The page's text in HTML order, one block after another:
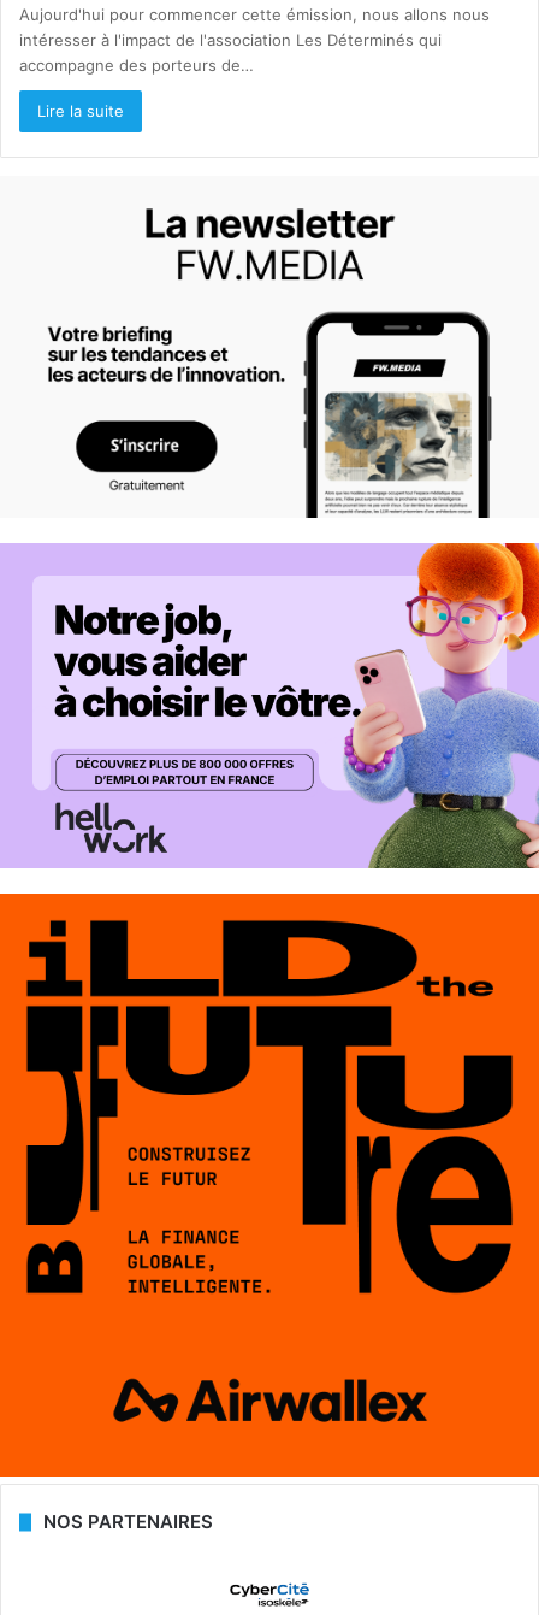
Aujourd'hui pour commencer cette émission, nous allons nous
intéresser à l'impact de l'association Les Déterminés qui
accompagne des porteurs de…
Lire la suite
NOS PARTENAIRES